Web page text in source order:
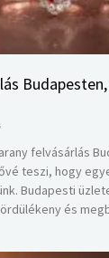
felvásárlás
teszi, hogy
Budapesti
és